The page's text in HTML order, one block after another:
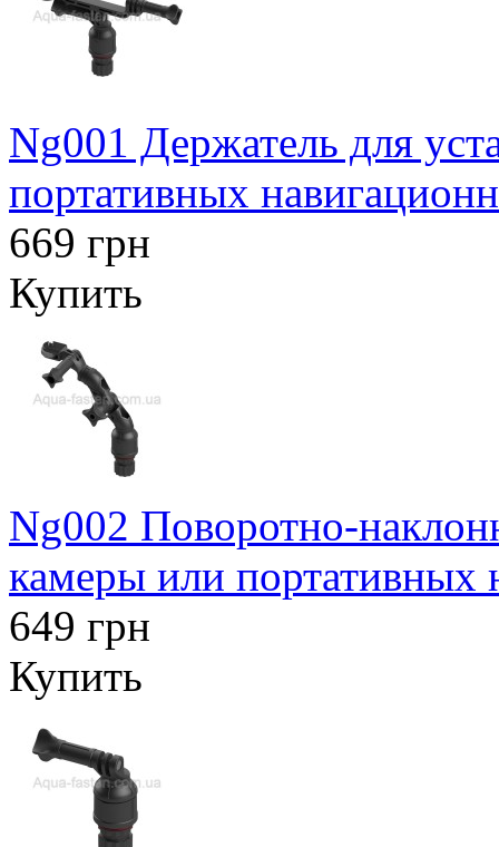
Ng001 Держатель для
портативных
669 грн
Купить
Ng002 Поворотно-
камеры или портативных
649 грн
Купить